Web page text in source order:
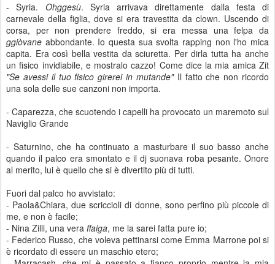
- Syria. Ohggesù. Syria arrivava direttamente dalla festa di
carnevale della figlia, dove si era travestita da clown. Uscendo di
corsa, per non prendere freddo, si era messa una felpa da
ggiòvane abbondante. Io questa sua svolta rapping non l'ho mica
capita. Era così bella vestita da sciuretta. Per dirla tutta ha anche
un fisico invidiabile, e mostralo cazzo! Come dice la mia amica Zit
"Se avessi il tuo fisico girerei in mutande"Il fatto che non ricordo
una sola delle sue canzoni non importa.
- Caparezza, che scuotendo i capelli ha provocato un maremoto sul
Naviglio Grande
- Saturnino, che ha continuato a masturbare il suo basso anche
quando il palco era smontato e il dj suonava roba pesante. Onore
al merito, lui è quello che si è divertito più di tutti.
Fuori dal palco ho avvistato:
- Paola&Chiara, due scriccioli di donne, sono perfino più piccole di
me, e non è facile;
- Nina Zilli, una vera ffaiga, me la sarei fatta pure io;
- Federico Russo, che voleva pettinarsi come Emma Marrone poi si
è ricordato di essere un maschio etero;